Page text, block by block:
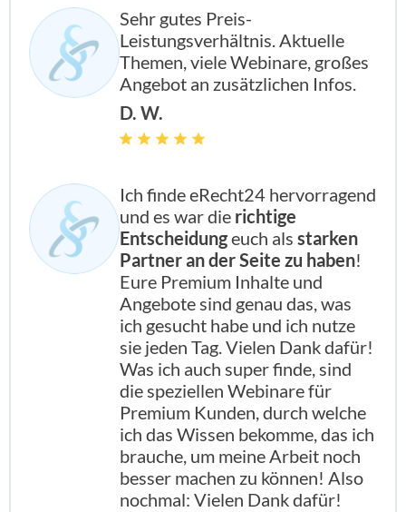
Sehr gutes Preis-
Leistungsverhältnis. Aktuelle
Themen, viele Webinare, großes
Angebot an zusätzlichen Infos.
D. W.
Ich finde eRecht24 hervorragend
und es war die richtige
Entscheidungeuch als starken
Partner an der Seite zu haben!
Eure Premium Inhalte und
Angebote sind genau das, was
ich gesucht habe und ich nutze
sie jeden Tag. Vielen Dank dafür!
Was ich auch super finde, sind
die speziellen Webinare für
Premium Kunden, durch welche
ich das Wissen bekomme, das ich
brauche, um meine Arbeit noch
besser machen zu können! Also
nochmal: Vielen Dank dafür!